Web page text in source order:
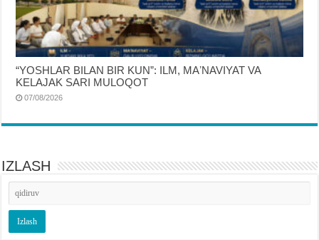
“YOSHLAR BILAN BIR KUN”: ILM, MAʼNAVIYAT VA
KELAJAK SARI MULOQOT
07/08/2026
IZLASH